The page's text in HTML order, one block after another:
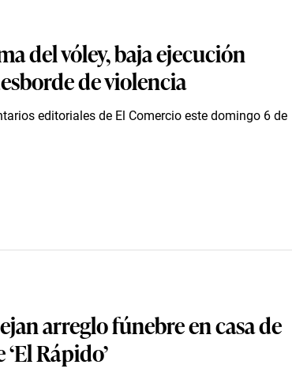
del vóley, baja ejecución
de violencia
editoriales de El Comercio este domingo 6 de
arreglo fúnebre en casa de
Rápido’